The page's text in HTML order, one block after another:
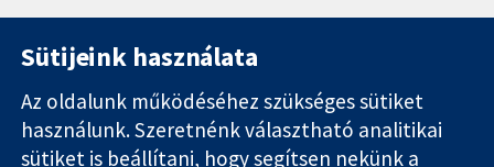
11-13 Cavendish
Square
Kapcsolat
Hírek
Sütijeink használata
Az oldalunk működéséhez szükséges sütiket
használunk. Szeretnénk választható analitikai
sütiket is beállítani, hogy segítsen nekünk a